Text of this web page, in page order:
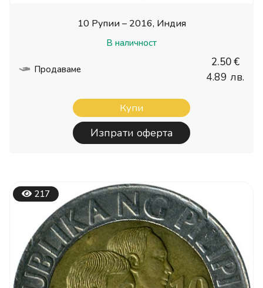
10 Рупии – 2016, Индия
В наличност
Продаваме
2.50 €
4.89 лв.
Купи
Изпрати оферта
217